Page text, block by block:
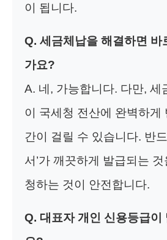
이 됩니다.
Q. 세금체납을 해결하면 바
가요?
A. 네, 가능합니다. 다만, 세
이 국세청 전산에 완벽하게
간이 걸릴 수 있습니다. 반
서’가 깨끗하게 발급되는
청하는 것이 안전합니다.
Q. 대표자 개인 신용등급이